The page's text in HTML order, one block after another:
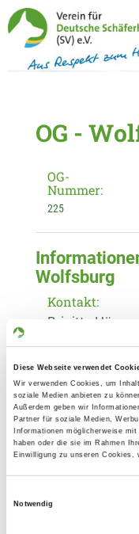
Diese Webseite verwendet
Wir verwenden Cookies, um
soziale Medien anbieten zu
Außerdem geben wir
Partner für soziale Medien,
Informationen möglicherweise
haben oder die sie im Rahmen
Einwilligung zu unseren Cookies,
Notwendig
OG -
OG-
Nummer:
225
Wolfsburg
Kontakt:
Brigitte Häger
Übungsplatz:
Dieselstr. 48
38446
E-Mail:
Angebot: